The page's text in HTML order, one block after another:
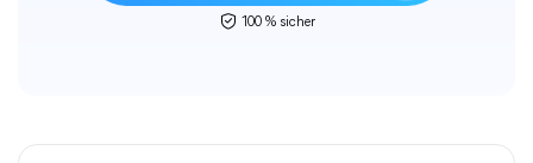
100 % sicher